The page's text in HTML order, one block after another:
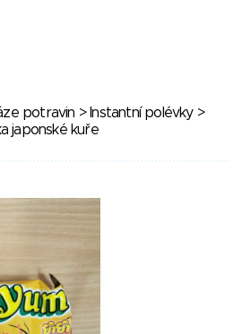
potravin > Instantní polévky>
japonské kuře